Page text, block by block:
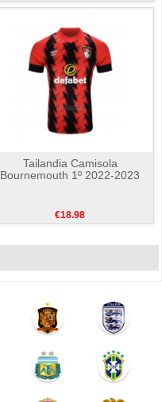
Tailandia Camisola
Bournemouth 1º 2022-2023
€18.98